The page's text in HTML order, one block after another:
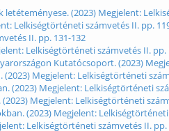
(2023) Megjelent:
Lelkiségtörténeti számvetés II. pp.
II. pp. 131-132
Lelkiségtörténeti számvetés II. pp.
Kutatócsoport. (2023)
Megjelent: Lelkiségtörténeti
(2023) Megjelent: Lelkiségtörténeti
Megjelent: Lelkiségtörténeti
(2023) Megjelent:
Lelkiségtörténeti számvetés II. pp.